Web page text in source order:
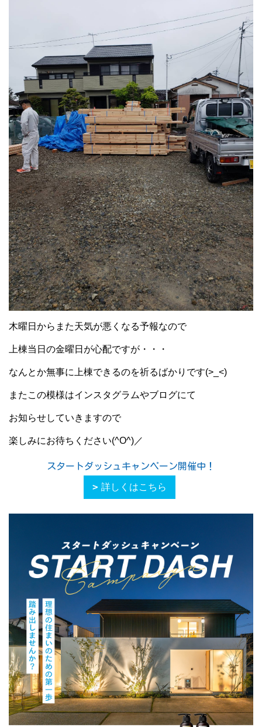
木曜日からまた天気が悪くなる予報なので
上棟当日の金曜日が心配ですが・・・
なんとか無事に上棟できるのを祈るばかりです(>_<)
またこの模様はインスタグラムやブログにて
お知らせしていきますので
楽しみにお待ちください(^O^)／
スタートダッシュキャンペーン開催中！
詳しくはこちら